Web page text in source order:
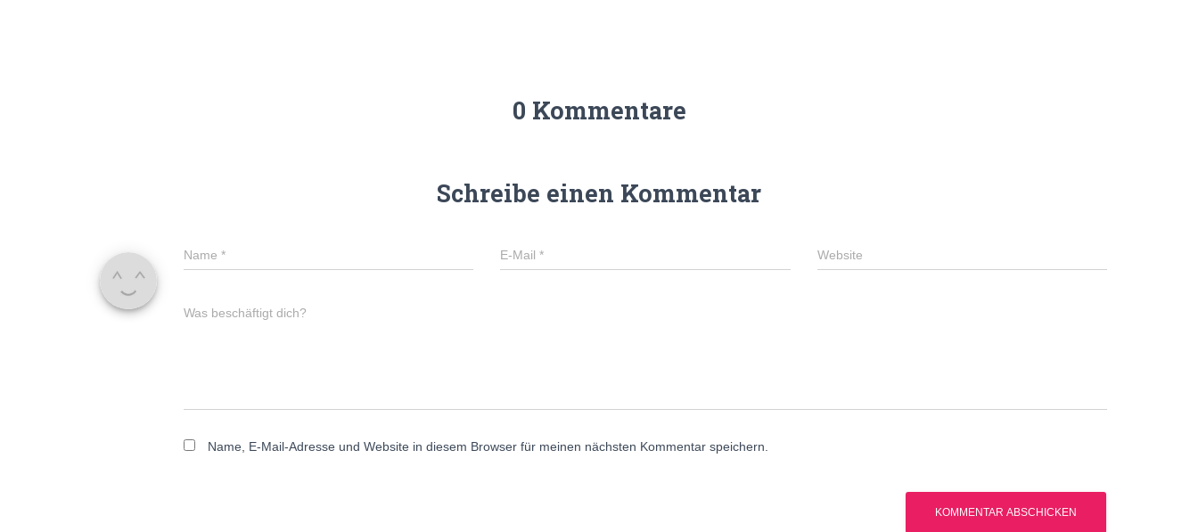
0 Kommentare
Schreibe einen Kommentar
Name * E-Mail* Website
Was beschäftigt dich?
Name, E-Mail-Adresse und Website in diesem Browser für meinen nächsten Kommentar speichern.